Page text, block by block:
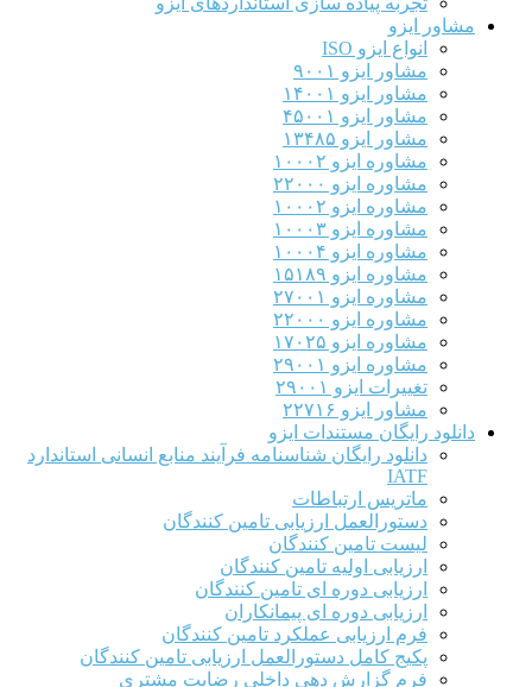
مشاور ایزو
انواع ایزو ISO
مشاور ایزو ۹۰۰۱
مشاور ایزو ۱۴۰۰۱
مشاور ایزو ۴۵۰۰۱
مشاور ایزو ۱۳۴۸۵
مشاوره ایزو ۱۰۰۰۲
مشاوره ایزو ۲۲۰۰۰
مشاوره ایزو ۱۰۰۰۲
مشاوره ایزو ۱۰۰۰۳
مشاوره ایزو ۱۰۰۰۴
مشاوره ایزو ۱۵۱۸۹
مشاوره ایزو ۲۷۰۰۱
مشاوره ایزو ۲۲۰۰۰
مشاوره ایزو ۱۷۰۲۵
مشاوره ایزو ۲۹۰۰۱
تغییرات ایزو ۲۹۰۰۱
مشاور ایزو ۲۲۷۱۶
دانلود رایگان مستندات ایزو
دانلود رایگان شناسنامه فرآیند منابع انسانی استاندارد
IATF
ماتریس ارتباطات
دستورالعمل ارزیابی تامین کنندگان
لیست تامین کنندگان
ارزیابی اولیه تامین کنندگان
ارزیابی دوره ای تامین کنندگان
ارزیابی دوره ای پیمانکاران
فرم ارزيابی عملکرد تامین کنندگان
پکیج کامل دستورالعمل ارزیابی تامین کنندگان
فرم گزارش دهی داخلی رضایت مشتری